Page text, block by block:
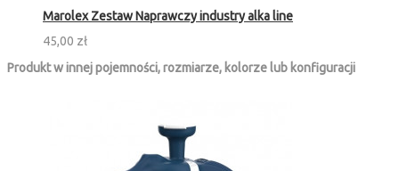
Marolex Zestaw Naprawczy industry alka line
45,00 zł
Produkt w innej pojemności, rozmiarze, kolorze lub konfiguracji